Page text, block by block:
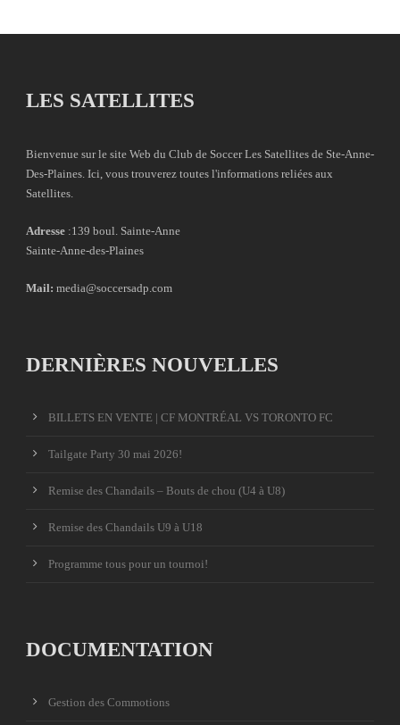
LES SATELLITES
Bienvenue sur le site Web du Club de Soccer Les Satellites de Ste-Anne-
Des-Plaines. Ici, vous trouverez toutes l'informations reliées aux
Satellites.
Adresse :139 boul. Sainte-Anne
Sainte-Anne-des-Plaines
Mail: media@soccersadp.com
DERNIÈRES NOUVELLES
BILLETS EN VENTE | CF MONTRÉAL VS TORONTO FC
Tailgate Party 30 mai 2026!
Remise des Chandails – Bouts de chou (U4 à U8)
Remise des Chandails U9 à U18
Programme tous pour un tournoi!
DOCUMENTATION
Gestion des Commotions